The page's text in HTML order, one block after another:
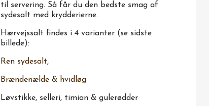
til servering. Så får du den bedste smag af
sydesalt med krydderierne.
Hærvejssalt findes i 4 varianter (se sidste
billede):
Ren sydesalt,
Brændenælde & hvidløg
Løvstikke, selleri, timian & gulerødder